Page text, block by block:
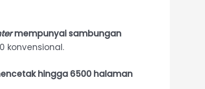
mempunyai sambungan
konvensional.
hingga 6500 halaman